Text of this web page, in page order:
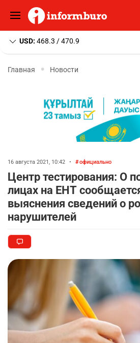
USD: 468.3 / 470.9
Главная Новости
16 августа 2021, 10:42 • официально
Центр тестирования: О
лицах на ЕНТ
выяснения сведений о
нарушителей